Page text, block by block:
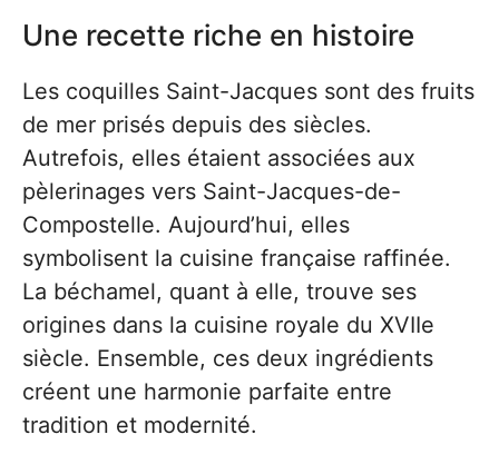
Une recette riche en histoire
Les coquilles Saint-Jacques sont des fruits
de mer prisés depuis des siècles.
Autrefois, elles étaient associées aux
pèlerinages vers Saint-Jacques-de-
Compostelle. Aujourd’hui, elles
symbolisent la cuisine française raffinée.
La béchamel, quant à elle, trouve ses
origines dans la cuisine royale du XVIIe
siècle. Ensemble, ces deux ingrédients
créent une harmonie parfaite entre
tradition et modernité.